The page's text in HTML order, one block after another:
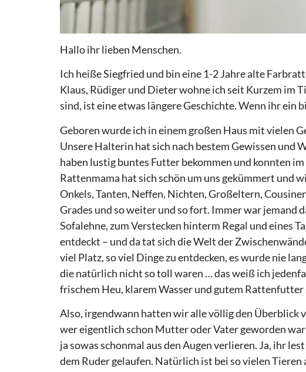
Hallo ihr lieben Menschen.
Ich heiße Siegfried und bin eine 1-2 Jahre alte
Klaus, Rüdiger und Dieter wohne ich seit Kurzem im
sind, ist eine etwas längere Geschichte. Wenn ihr ein
Geboren wurde ich in einem großen Haus mit vielen
Unsere Halterin hat sich nach bestem Gewissen und
haben lustig buntes Futter bekommen und konnten
Rattenmama hat sich schön um uns gekümmert und
Onkels, Tanten, Neffen, Nichten, Großeltern,
Grades und so weiter und so fort. Immer war jemand
Sofalehne, zum Verstecken hinterm Regal und eines
entdeckt – und da tat sich die Welt der
viel Platz, so viel Dinge zu entdecken, es wurde nie
die natürlich nicht so toll waren … das weiß ich
frischem Heu, klarem Wasser und gutem Rattenfutter
Also, irgendwann hatten wir alle völlig den
wer eigentlich schon Mutter oder Vater geworden
ja sowas schonmal aus den Augen verlieren. Ja, ihr
dem Ruder gelaufen. Natürlich ist bei so vielen